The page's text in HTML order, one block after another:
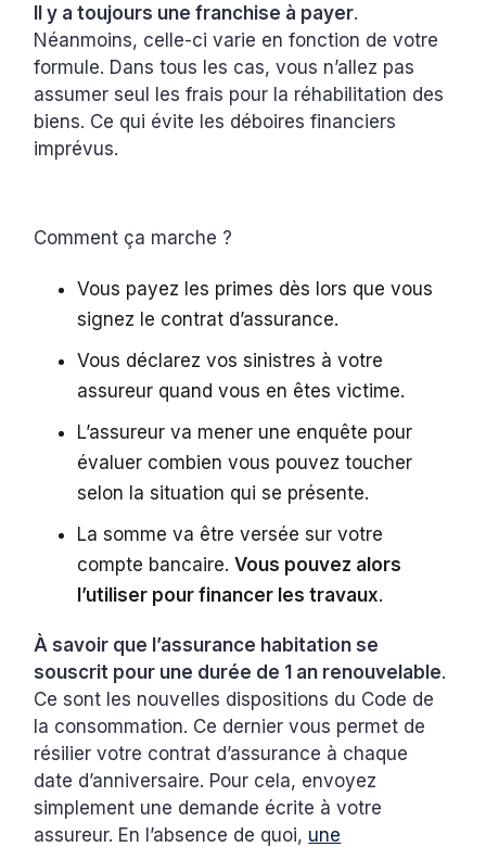
Il y a toujours une franchise à payer.
Néanmoins, celle-ci varie en fonction de votre
formule. Dans tous les cas, vous n’allez pas
assumer seul les frais pour la réhabilitation des
biens. Ce qui évite les déboires financiers
imprévus.
Comment ça marche ?
Vous payez les primes dès lors que vous
signez le contrat d’assurance.
Vous déclarez vos sinistres à votre
assureur quand vous en êtes victime.
L’assureur va mener une enquête pour
évaluer combien vous pouvez toucher
selon la situation qui se présente.
La somme va être versée sur votre
compte bancaire.Vous pouvez alors
l’utiliser pour financer les travaux.
À savoir que l’assurance habitation se
souscrit pour une durée de 1 an renouvelable.
Ce sont les nouvelles dispositions du Code de
la consommation. Ce dernier vous permet de
résilier votre contrat d’assurance à chaque
date d’anniversaire. Pour cela, envoyez
simplement une demande écrite à votre
assureur. En l’absence de quoi, une